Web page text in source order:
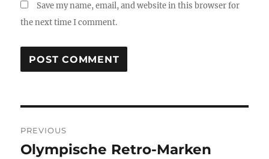
Save my name, email, and website in this browser for
the next time I comment.
navigation
PREVIOUS
Previous
Olympische Retro-Marken